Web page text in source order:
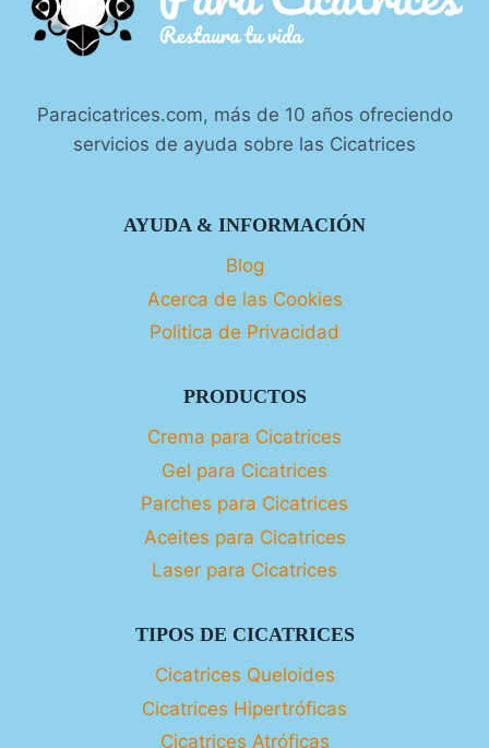
Paracicatrices.com, más de 10 años ofreciendo
servicios de ayuda sobre las Cicatrices
AYUDA & INFORMACIÓN
Blog
Acerca de las Cookies
Politica de Privacidad
PRODUCTOS
Crema para Cicatrices
Gel para Cicatrices
Parches para Cicatrices
Aceites para Cicatrices
Laser para Cicatrices
TIPOS DE CICATRICES
Cicatrices Queloides
Cicatrices Hipertróficas
Cicatrices Atróficas